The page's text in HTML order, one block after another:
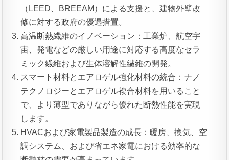
（LEED、BREEAM）による支援と、建物外壁改
修に対する政府の優遇措置。
高温断熱繊維のイノベーション：工業炉、航空宇
宙、発電などの厳しい用途に対応する高度なセラ
ミック繊維および生体溶解性繊維の開発。
スマート材料とエアロゲル強化材料の統合：ナノ
テクノロジーとエアロゲル複合材料を用いること
で、より薄型でありながら優れた断熱性能を実現
します。
HVACおよび家電製品製造の成長：暖房、換気、空
調システム、および省エネ家電における効率的な